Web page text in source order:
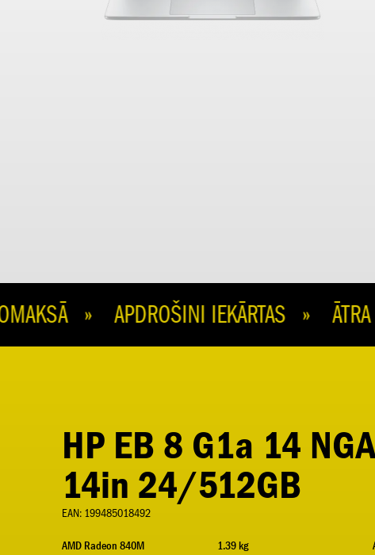
» APDROŠINI IEKĀRTAS » ĀTRA
HP EB 8 G1a 14
14in 24/512GB
EAN: 199485018492
AMD Radeon 840M
1.39 kg